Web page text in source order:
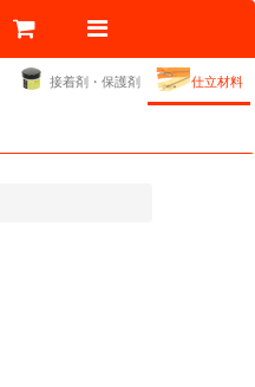
接着剤・保護剤 仕立材料